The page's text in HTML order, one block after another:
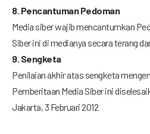
8. Pencantuman Pedoman
Media siber wajib mencantumkan
Siber ini di medianya secara terang
9. Sengketa
Penilaian akhir atas sengketa
Pemberitaan Media Siber ini
Jakarta, 3 Februari 2012